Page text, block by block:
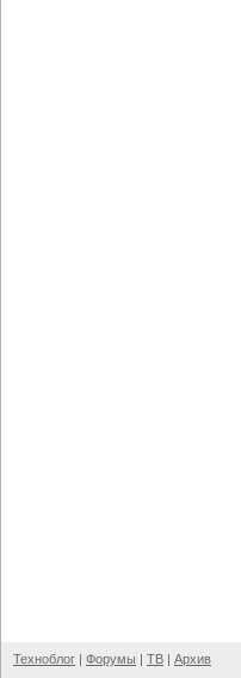
Техноблог | Форумы | ТВ | Архив